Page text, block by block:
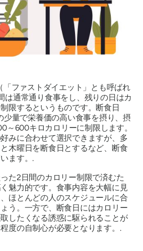
「ファストダイエット」とも呼ばれ
は通常通り食事をし、残りの日はカ
限するというものです。断食日
少量で栄養価の高い食事を摂り、摂
～600キロカロリーに制限します。
みに合わせて選択できますが、多
木曜日を断食日とするなど、断食
ます。.
た2日間のカロリー制限で済むた
魅力的です。食事内容を大幅に見
ほとんどの人のスケジュールに合
う。一方で、断食日にはカロリー
したくなる誘惑に駆られることが
度の自制心が必要となります。.